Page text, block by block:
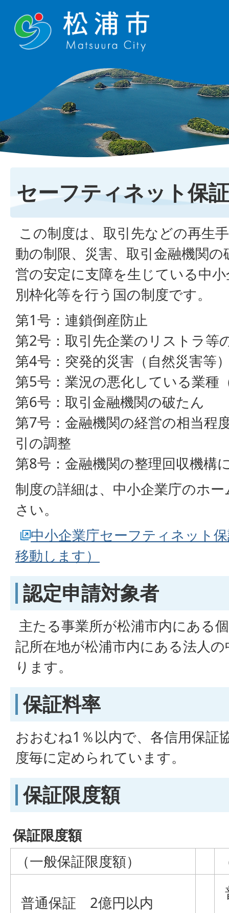
セーフティネット保
この制度は、取引先などの再生
動の制限、災害、取引金融機関
営の安定に支障を生じている中
別枠化等を行う国の制度です。
第1号：連鎖倒産防止
第2号：取引先企業のリストラ等
第4号：突発的災害（自然災害等
第5号：業況の悪化している業種
第6号：取引金融機関の破たん
第7号：金融機関の経営の相当程
引の調整
第8号：金融機関の整理回収機構
制度の詳細は、中小企業庁のホ
さい。
中小企業庁セーフティネット
移動します）
認定申請対象者
主たる事業所が松浦市内にある
記所在地が松浦市内にある法人
ります。
保証料率
おおむね1％以内で、各信用保証
度毎に定められています。
保証限度額
保証限度額
（一般保証限度額）
普通保証 2億円以内